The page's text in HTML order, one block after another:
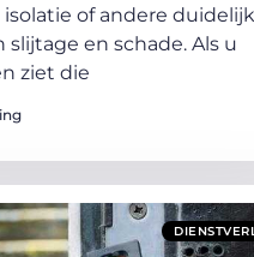
of andere
en schade. Als u
ziet die